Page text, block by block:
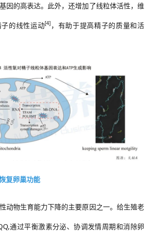
因的高表达。此外，还增加了线粒体活性，维
的线性运动[4] ，有助于提高精子的质量和活
复卵巢功能
动物生育能力下降的主要原因之一。给生殖老
通过平衡激素分泌、协调发情周期和消除卵